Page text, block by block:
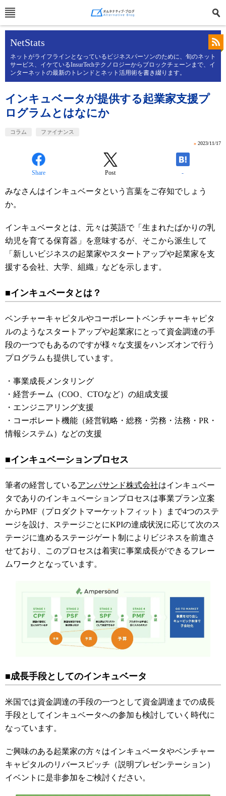
NetStats
ネットがライフラインとなっているビジネスパーソンのために、旬のネット
サービス、イケているInsurTechテクノロジーからブロックチェーンまで、イ
ンターネットの最新のトレンドとネット活用術を書き綴ります。
インキュベータが提供する起業家支援プ
ログラムとはなにか
コラム ファイナンス
» 2023/11/17
Share Post -
みなさんはインキュベータという言葉をご存知でしょう
か。
インキュベータとは、元々は英語で「生まれたばかりの乳
幼児を育てる保育器」を意味するが、そこから派生して
「新しいビジネスの起業家やスタートアップや起業家を支
援する会社、大学、組織」などを示します。
■インキュベータとは？
ベンチャーキャピタルやコーポレートベンチャーキャピタ
ルのようなスタートアップや起業家にとって資金調達の手
段の一つでもあるのですが様々な支援をハンズオンで行う
プログラムも提供しています。
・事業成長メンタリング
・経営チーム（COO、CTOなど）の組成支援
・エンジニアリング支援
・コーポレート機能（経営戦略・総務・労務・法務・PR・
情報システム）などの支援
■インキュベーションプロセス
筆者の経営しているアンパサンド株式会社はインキュベー
タでありのインキュベーションプロセスは事業プラン立案
からPMF（プロダクトマーケットフィット）まで4つのステ
ージを設け、ステージごとにKPIの達成状況に応じて次のス
テージに進めるステージゲート制によりビジネスを前進さ
せており、このプロセスは着実に事業成長ができるフレー
ムワークとなっています。
■成長手段としてのインキュベータ
米国では資金調達の手段の一つとして資金調達までの成長
手段としてインキュベータへの参加も検討していく時代に
なっています。
ご興味のある起業家の方々はインキュベータやベンチャー
キャピタルのリバースピッチ（説明プレゼンテーション）
イベントに是非参加をご検討ください。